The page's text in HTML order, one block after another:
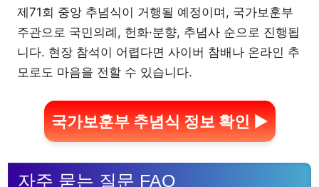
제71회 중앙 추념식이 거행될 예정이며, 국가보훈부
주관으로 국민의례, 헌화·분향, 추념사 순으로 진행됩
니다. 현장 참석이 어렵다면 사이버 참배나 온라인 추
모로도 마음을 전할 수 있습니다.
국가보훈부 추념식 정보 확인 ▶
자주 묻는 질문 FAQ